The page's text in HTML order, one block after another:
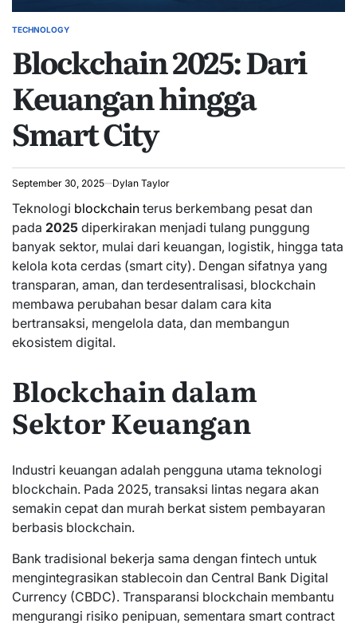
POSTED
TECHNOLOGY
Blockchain 2025: Dari
Keuangan hingga
Smart City
September 30, 2025 Dylan Taylor
Teknologi blockchain terus berkembang pesat dan
pada 2025 diperkirakan menjadi tulang punggung
banyak sektor, mulai dari keuangan, logistik, hingga tata
kelola kota cerdas (smart city). Dengan sifatnya yang
transparan, aman, dan terdesentralisasi, blockchain
membawa perubahan besar dalam cara kita
bertransaksi, mengelola data, dan membangun
ekosistem digital.
Blockchain dalam
Sektor Keuangan
Industri keuangan adalah pengguna utama teknologi
blockchain. Pada 2025, transaksi lintas negara akan
semakin cepat dan murah berkat sistem pembayaran
berbasis blockchain.
Bank tradisional bekerja sama dengan fintech untuk
mengintegrasikan stablecoin dan Central Bank Digital
Currency (CBDC). Transparansi blockchain membantu
mengurangi risiko penipuan, sementara smart contract